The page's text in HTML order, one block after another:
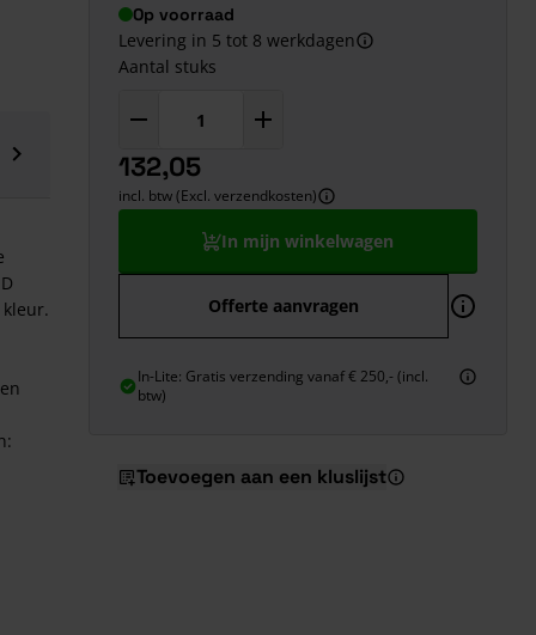
Op voorraad
Levering in 5 tot 8 werkdagen
Aantal stuks
132,05
incl. btw (Excl. verzendkosten)
In mijn winkelwagen
Offerte aanvragen
In-Lite: Gratis verzending vanaf € 250,- (incl.
btw)
Toevoegen aan een kluslijst